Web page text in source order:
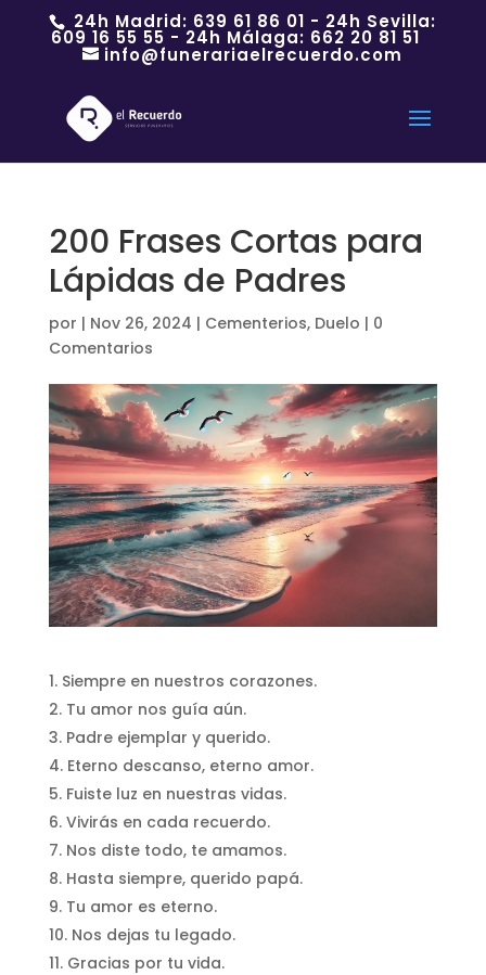
24h Madrid: 639 61 86 01 - 24h Sevilla:
609 16 55 55 - 24h Málaga: 662 20 81 51
info@funerariaelrecuerdo.com
200 Frases Cortas para
Lápidas de Padres
por | Nov 26, 2024 | Cementerios, Duelo | 0
Comentarios
Siempre en nuestros corazones.
Tu amor nos guía aún.
Padre ejemplar y querido.
Eterno descanso, eterno amor.
Fuiste luz en nuestras vidas.
Vivirás en cada recuerdo.
Nos diste todo, te amamos.
Hasta siempre, querido papá.
Tu amor es eterno.
Nos dejas tu legado.
Gracias por tu vida.